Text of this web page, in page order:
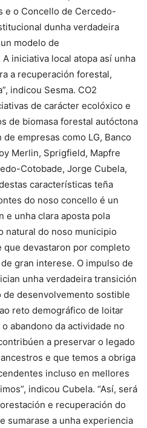
e o Concello de Cercedo-
dunha verdadeira
modelo de
iniciativa local atopa así unha
a recuperación forestal,
indicou Sesma. CO2
de carácter ecolóxico e
de biomasa forestal autóctona
empresas como LG, Banco
Merlin, Sprigfield, Mapfre
Cotobade, Jorge Cubela,
características teña
do noso concello é un
e unha clara aposta pola
natural do noso municipio
que devastaron por completo
gran interese. O impulso de
unha verdadeira transición
de desenvolvemento sostible
reto demográfico de loitar
abandono da actividade no
a preservar o legado
e que temos a obriga
incluso en mellores
indicou Cubela. “Así, será
e recuperación do
sumarase a unha experiencia